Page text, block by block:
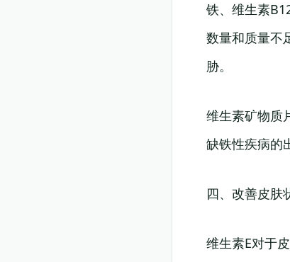
铁、维生素
数量和质量不
胁。
维生素矿物质
缺铁性疾病的
四、改善皮肤
维生素E对于